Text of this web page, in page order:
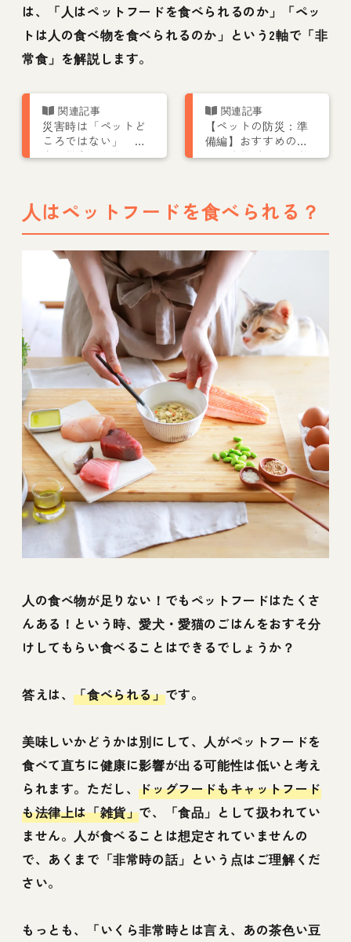
は、「人はペットフードを食べられるのか」「ペッ
トは人の食べ物を食べられるのか」という2軸で「非
常食」を解説します。
災害時は「ペットど
ころではない」 過
去の災害から学ぶ、
【ペットの防災：準
備編】おすすめのペ
ット防災グッズや必
人はペットフードを食べられる？
人の食べ物が足りない！でもペットフードはたくさ
んある！という時、愛犬・愛猫のごはんをおすそ分
けしてもらい食べることはできるでしょうか？
答えは、「食べられる」です。
美味しいかどうかは別にして、人がペットフードを
食べて直ちに健康に影響が出る可能性は低いと考え
られます。ただし、ドッグフードもキャットフード
も法律上は「雑貨」で、「食品」として扱われてい
ません。人が食べることは想定されていませんの
で、あくまで「非常時の話」という点はご理解くだ
さい。
もっとも、「いくら非常時とは言え、あの茶色い豆